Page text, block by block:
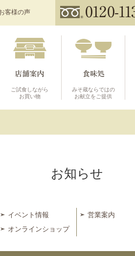
客様の声
ご試食しながら
お買い物
みそ蔵ならではの
お献立をご提供
お知らせ
イベント情報
営業案内
オンラインショップ